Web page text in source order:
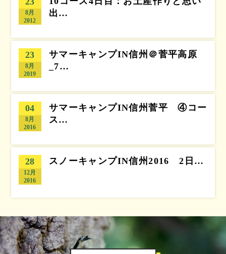
8月
2012
出…
23
8月
2019
サマーキャンプIN信州＠菅平高原
_7…
04
8月
2016
サマーキャンプIN信州菅平 ④コー
ス…
28
12月
2016
スノーキャンプIN信州2016 2日…